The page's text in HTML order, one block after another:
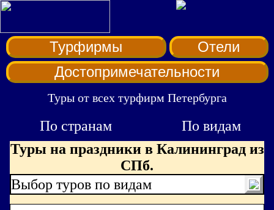
Турфирмы
Отели
Достопримечательности
Туры от всех турфирм Петербурга
По странам
По видам
Туры на праздники в Калининград из
СПб.
Выбор туров по видам